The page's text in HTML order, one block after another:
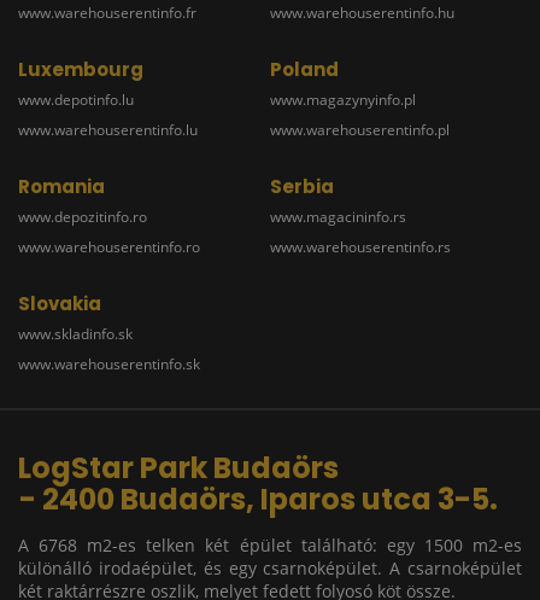
www.warehouserentinfo.fr
www.warehouserentinfo.hu
Luxembourg
www.depotinfo.lu
www.warehouserentinfo.lu
Poland
www.magazynyinfo.pl
www.warehouserentinfo.pl
Romania
www.depozitinfo.ro
www.warehouserentinfo.ro
Serbia
www.magacininfo.rs
www.warehouserentinfo.rs
Slovakia
www.skladinfo.sk
www.warehouserentinfo.sk
LogStar Park Budaörs
- 2400 Budaörs, Iparos utca 3-5.
A 6768 m2-es telken két épület található: egy 1500 m2-es
különálló irodaépület, és egy csarnoképület. A csarnoképület
két raktárrészre oszlik, melyet fedett folyosó köt össze.